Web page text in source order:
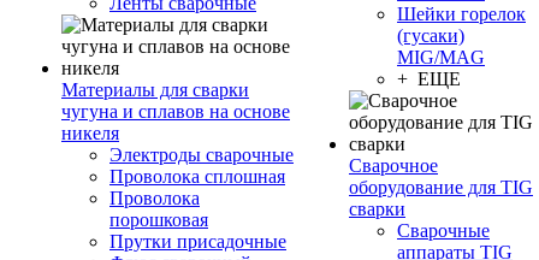
Материалы для сварки
чугуна и сплавов на основе
никеля
Электроды сварочные
Проволока сплошная
Проволока
порошковая
Прутки присадочные
Шейки горелок
(гусаки)
MIG/MAG
+ ЕЩЕ
Сварочное
оборудование для TIG
сварки
Сварочные
аппараты TIG